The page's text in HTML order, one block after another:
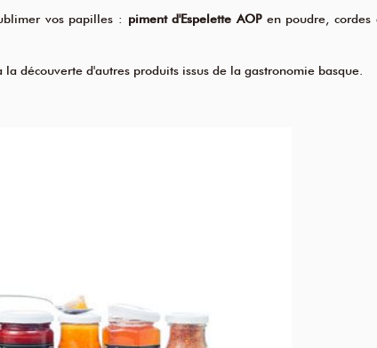
vos papilles : piment d'Espelette AOPen poudre, cordes
la découverte d'autres produits issus de la gastronomie basque.